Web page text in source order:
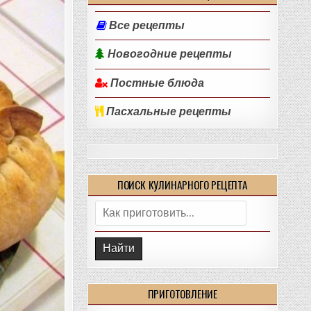
Все рецепты
Новогодние рецепты
Постные блюда
Пасхальные рецепты
ПОИСК КУЛИНАРНОГО РЕЦЕПТА
Поиск:
ПРИГОТОВЛЕНИЕ